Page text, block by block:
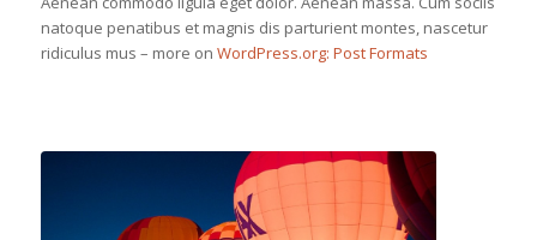
natoque penatibus et magnis dis parturient montes, nascetur
ridiculus mus – more on WordPress.org: Post Formats